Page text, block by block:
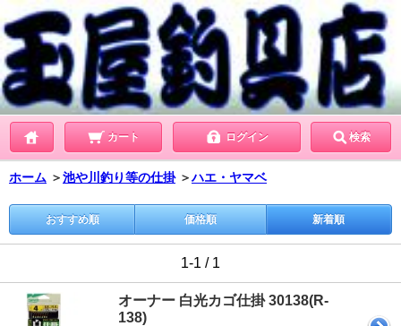
カート ログイン 検索
ホーム ＞池や川釣り等の仕掛 ＞ハエ・ヤマベ
おすすめ順 価格順 新着順
1-1 / 1
オーナー 白光カゴ仕掛 30138(R-
138)